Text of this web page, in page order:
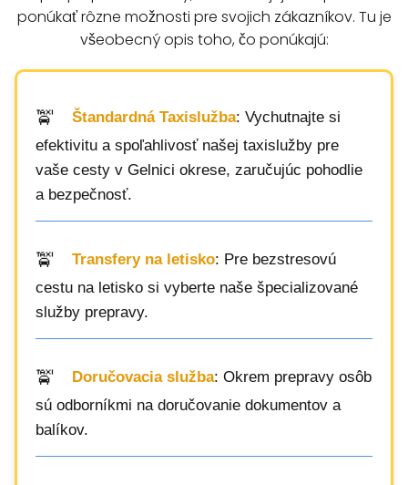
ponúkať rôzne možnosti pre svojich zákazníkov. Tu je
všeobecný opis toho, čo ponúkajú:
Štandardná Taxislužba: Vychutnajte si
efektivitu a spoľahlivosť našej taxislužby pre
vaše cesty v Gelnici okrese, zaručujúc pohodlie
a bezpečnosť.
Transfery na letisko: Pre bezstresovú
cestu na letisko si vyberte naše špecializované
služby prepravy.
Doručovacia služba: Okrem prepravy osôb
sú odborníkmi na doručovanie dokumentov a
balíkov.